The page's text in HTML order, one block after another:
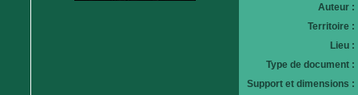
Auteur :
Territoire :
Lieu :
Type de document :
Support et dimensions :